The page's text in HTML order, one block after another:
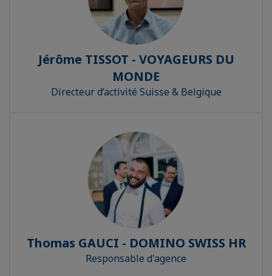
Jérôme TISSOT - VOYAGEURS DU
MONDE
Directeur d’activité Suisse & Belgique
Thomas GAUCI - DOMINO SWISS HR
Responsable d'agence